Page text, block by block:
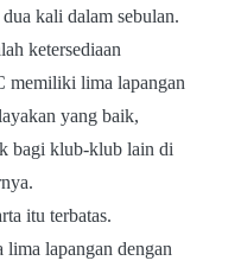
kali dalam sebulan.
ketersediaan
memiliki lima lapangan
yang baik,
bagi klub-klub lain di
itu terbatas.
lapangan dengan